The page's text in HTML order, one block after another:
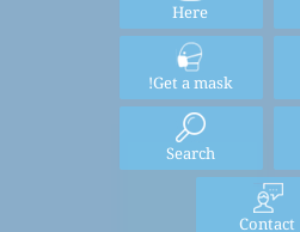
Here
Get a mask!
Search
Contact